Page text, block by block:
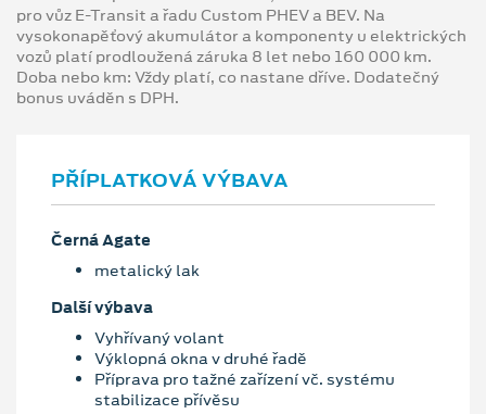
pro vůz E-Transit a řadu Custom PHEV a BEV. Na
vysokonapěťový akumulátor a komponenty u elektrických
vozů platí prodloužená záruka 8 let nebo 160 000 km.
Doba nebo km: Vždy platí, co nastane dříve. Dodatečný
bonus uváděn s DPH.
PŘÍPLATKOVÁ VÝBAVA
Černá Agate
metalický lak
Další výbava
Vyhřívaný volant
Výklopná okna v druhé řadě
Příprava pro tažné zařízení vč. systému
stabilizace přívěsu